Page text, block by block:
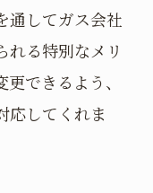
通してガス会社
れる特別なメリ
できるよう、
応してくれま